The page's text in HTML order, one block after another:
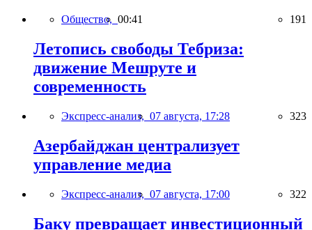
Общество, 00:41 191
Летопись свободы Тебриза:
движение Мешруте и
современность
Экспресс-анализ, 07 августа, 17:28 323
Азербайджан централизует
управление медиа
Экспресс-анализ, 07 августа, 17:00 322
Баку превращает инвестиционный